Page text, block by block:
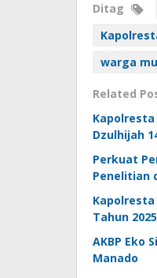
Ditag
warga
Related
Kapolresta
Dzulhijah
Perkuat
Penelitian
Kapolresta
Tahun 2025
AKBP Eko
Manado